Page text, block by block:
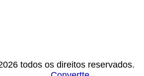
todos os direitos reservados.